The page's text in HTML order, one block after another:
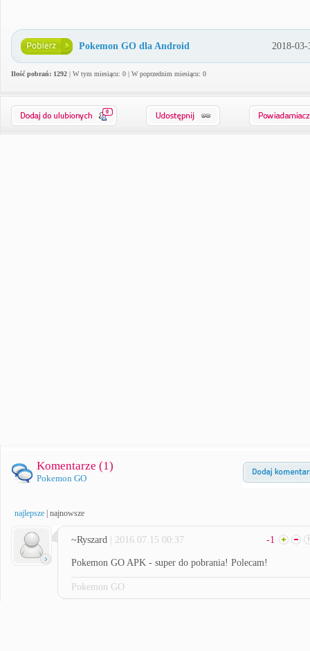
Pokemon GO dla Android 2018-03-
Ilość pobrań: 1292 | W tym miesiącu: 0 | W poprzednim miesiącu: 0
0
Komentarze (1)
Pokemon GO
najlepsze najnowsze
~Ryszard | 2016.07.15 00:37 -1
Pokemon GO APK - super do pobrania! Polecam!
Pokemon GO